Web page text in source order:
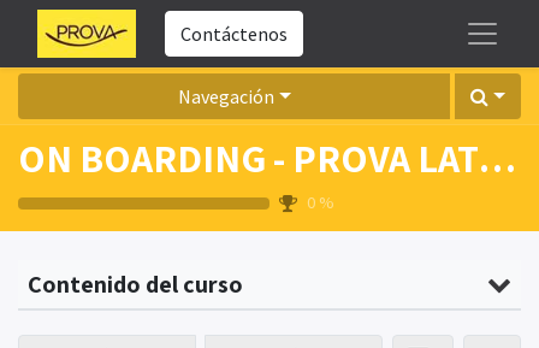
Contáctenos
Navegación
ON BOARDING - PROVA LATAM
0 %
Contenido del curso